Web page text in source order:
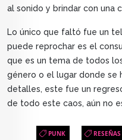
al sonido y brindar con una
Lo único que faltó fue un
puede reprochar es el
que es un tema de todos
género o el lugar donde se
detalles, este fue un
de todo este caos, aún no
PUNK RESEÑAS